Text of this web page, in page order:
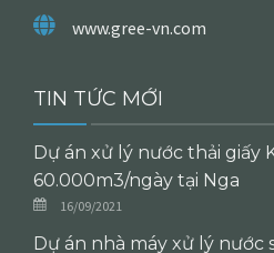
www.gree-vn.com
TIN TỨC MỚI
Dự án xử lý nước thải giấy
60.000m3/ngày tại Nga
16/09/2021
Dự án nhà máy xử lý nước